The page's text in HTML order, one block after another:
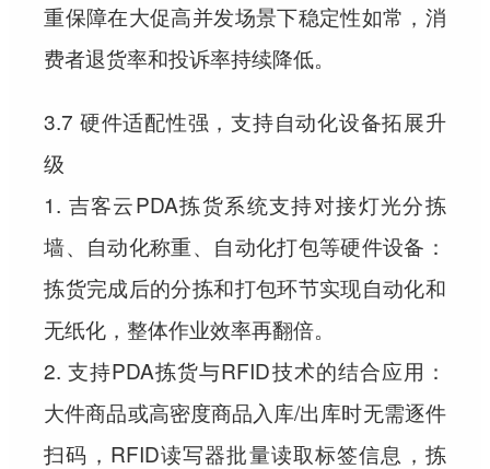
重保障在大促高并发场景下稳定性如常，消
费者退货率和投诉率持续降低。
3.7 硬件适配性强，支持自动化设备拓展升
级
1. 吉客云PDA拣货系统支持对接灯光分拣
墙、自动化称重、自动化打包等硬件设备：
拣货完成后的分拣和打包环节实现自动化和
无纸化，整体作业效率再翻倍。
2. 支持PDA拣货与RFID技术的结合应用：
大件商品或高密度商品入库/出库时无需逐件
扫码，RFID读写器批量读取标签信息，拣